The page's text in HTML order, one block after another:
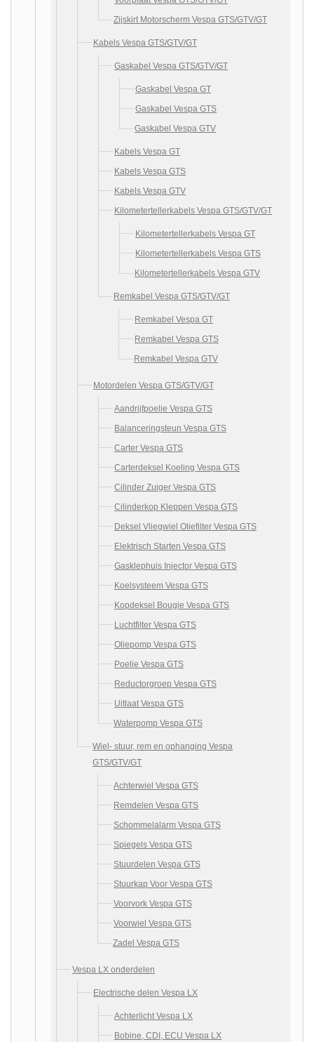
Zijskirt Motorscherm Vespa GTS/GTV/GT
Kabels Vespa GTS/GTV/GT
Gaskabel Vespa GTS/GTV/GT
Gaskabel Vespa GT
Gaskabel Vespa GTS
Gaskabel Vespa GTV
Kabels Vespa GT
Kabels Vespa GTS
Kabels Vespa GTV
Kilometertellerkabels Vespa GTS/GTV/GT
Kilometertellerkabels Vespa GT
Kilometertellerkabels Vespa GTS
Kilometertellerkabels Vespa GTV
Remkabel Vespa GTS/GTV/GT
Remkabel Vespa GT
Remkabel Vespa GTS
Remkabel Vespa GTV
Motordelen Vespa GTS/GTV/GT
Aandrijfpoelie Vespa GTS
Balanceringsteun Vespa GTS
Carter Vespa GTS
Carterdeksel Koeling Vespa GTS
Cilinder Zuiger Vespa GTS
Cilinderkop Kleppen Vespa GTS
Deksel Vliegwiel Oliefilter Vespa GTS
Elektrisch Starten Vespa GTS
Gasklephuis Injector Vespa GTS
Koelsysteem Vespa GTS
Kopdeksel Bougie Vespa GTS
Luchtfilter Vespa GTS
Oliepomp Vespa GTS
Poelie Vespa GTS
Reductorgroep Vespa GTS
Uitlaat Vespa GTS
Waterpomp Vespa GTS
Wiel- stuur, rem en ophanging Vespa
GTS/GTV/GT
Achterwiel Vespa GTS
Remdelen Vespa GTS
Schommelalarm Vespa GTS
Spiegels Vespa GTS
Stuurdelen Vespa GTS
Stuurkap Voor Vespa GTS
Voorvork Vespa GTS
Voorwiel Vespa GTS
Zadel Vespa GTS
Vespa LX onderdelen
Electrische delen Vespa LX
Achterlicht Vespa LX
Bobine, CDI, ECU Vespa LX